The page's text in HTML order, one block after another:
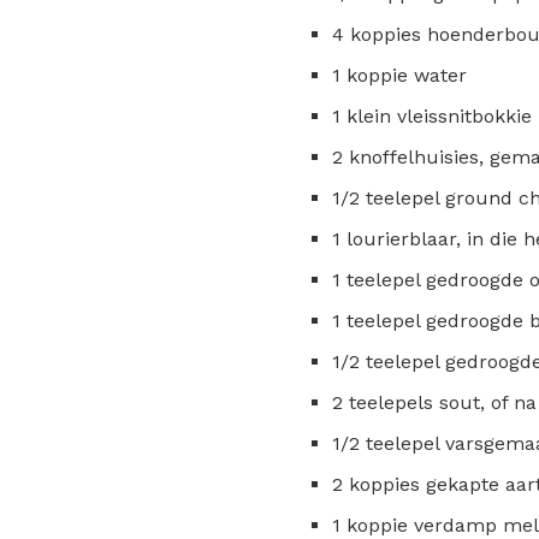
4 koppies
1 koppie water
1 klein vleissnitbokkie
2 knoffelhuisies,
1/2 teelepel ground
1 lourierblaar, in die
1 teelepel gedroogde
1 teelepel gedroogde
1/2 teelepel
2 teelepels sout, of
1/2 teelepel
2 koppies gekapte
1 koppie verdamp